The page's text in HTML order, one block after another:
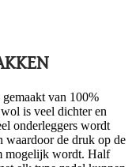
van 100%
is veel dichter en
onderleggers wordt
waardoor de druk op de
mogelijk wordt. Half